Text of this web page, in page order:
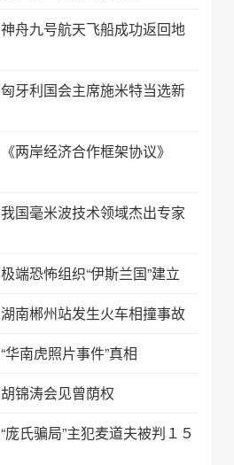
神舟九号航天飞船成功返回地
匈牙利国会主席施米特当选新
《两岸经济合作框架协议》
我国毫米波技术领域杰出专家
极端恐怖组织“伊斯兰国”建立
湖南郴州站发生火车相撞事故
“华南虎照片事件”真相
胡锦涛会见曾荫权
“庞氏骗局”主犯麦道夫被判１５